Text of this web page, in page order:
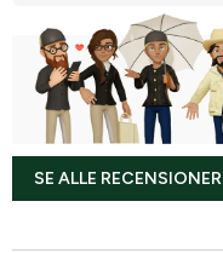
SE ALLE RECENSIONER